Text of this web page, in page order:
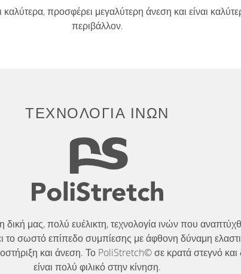
καλύτερα, προσφέρει μεγαλύτερη άνεση και είναι
περιβάλλον.
ΤΕΧΝΟΛΟΓΊΑ ΙΝΏΝ
δική μας, πολύ ευέλικτη, τεχνολογία ινών που
το σωστό επίπεδο συμπίεσης με άφθονη δύναμη
και άνεση. Το PoliStretch© σε κρατά στεγνό και
είναι πολύ φιλικό στην κίνηση.